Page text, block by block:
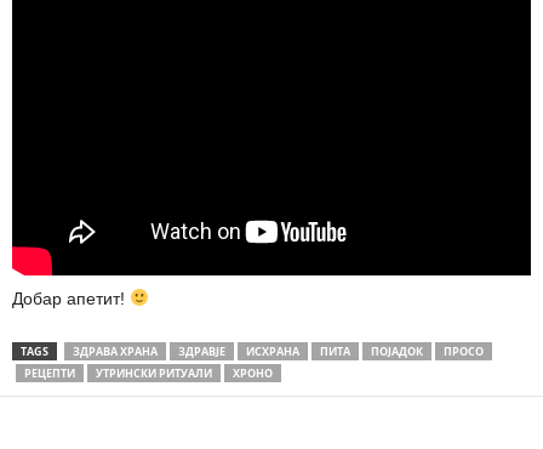
Добар апетит!
TAGS ЗДРАВА ХРАНА ЗДРАВЈЕ ИСХРАНА ПИТА ПОЈАДОК
ПРОСО
РЕЦЕПТИ
УТРИНСКИ РИТУАЛИ ХРОНО